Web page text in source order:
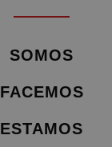
SOMOS
FACEMOS
ESTAMOS